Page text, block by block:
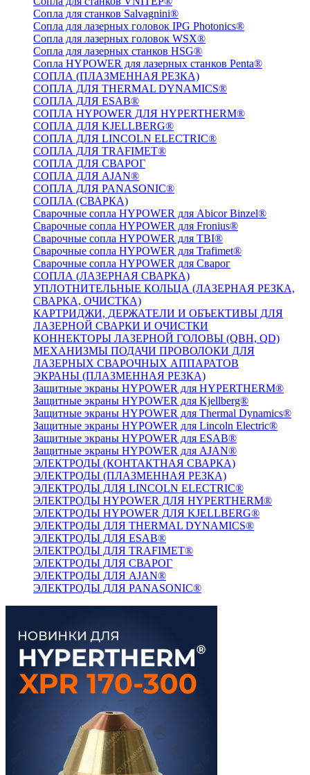
Сопла для станков Salvagnini®
Сопла для лазерных головок IPG Photonics®
Сопла для лазерных головок WSX®
Сопла для лазерных станков HSG®
Сопла HYPOWER для лазерных станков Penta®
СОПЛА (ПЛАЗМЕННАЯ РЕЗКА)
СОПЛА ДЛЯ THERMAL DYNAMICS®
СОПЛА ДЛЯ ESAB®
СОПЛА HYPOWER ДЛЯ HYPERTHERM®
СОПЛА ДЛЯ KJELLBERG®
СОПЛА ДЛЯ LINCOLN ELECTRIC®
СОПЛА ДЛЯ TRAFIMET®
СОПЛА ДЛЯ СВАРОГ
СОПЛА ДЛЯ AJAN®
СОПЛА ДЛЯ PANASONIC®
СОПЛА (СВАРКА)
Сварочные сопла HYPOWER для Abicor Binzel®
Сварочные сопла HYPOWER для Fronius®
Сварочные сопла HYPOWER для TBI®
Сварочные сопла HYPOWER для Trafimet®
Сварочные сопла HYPOWER для Сварог
СОПЛА (ЛАЗЕРНАЯ СВАРКА)
УПЛОТНИТЕЛЬНЫЕ КОЛЬЦА (ЛАЗЕРНАЯ РЕЗКА,
СВАРКА, ОЧИСТКА)
КАРТРИДЖИ, ДЕРЖАТЕЛИ И ОБЪЕКТИВЫ ДЛЯ
ЛАЗЕРНОЙ СВАРКИ И ОЧИСТКИ
КОННЕКТОРЫ ЛАЗЕРНОЙ ГОЛОВЫ (QBH, QD)
МЕХАНИЗМЫ ПОДАЧИ ПРОВОЛОКИ ДЛЯ
ЛАЗЕРНЫХ СВАРОЧНЫХ АППАРАТОВ
ЭКРАНЫ (ПЛАЗМЕННАЯ РЕЗКА)
Защитные экраны HYPOWER для HYPERTHERM®
Защитные экраны HYPOWER для Kjellberg®
Защитные экраны HYPOWER для Thermal Dynamics®
Защитные экраны HYPOWER для Lincoln Electric®
Защитные экраны HYPOWER для ESAB®
Защитные экраны HYPOWER для AJAN®
ЭЛЕКТРОДЫ (КОНТАКТНАЯ СВАРКА)
ЭЛЕКТРОДЫ (ПЛАЗМЕННАЯ РЕЗКА)
ЭЛЕКТРОДЫ ДЛЯ LINCOLN ELECTRIC®
ЭЛЕКТРОДЫ HYPOWER ДЛЯ HYPERTHERM®
ЭЛЕКТРОДЫ HYPOWER ДЛЯ KJELLBERG®
ЭЛЕКТРОДЫ ДЛЯ THERMAL DYNAMICS®
ЭЛЕКТРОДЫ ДЛЯ ESAB®
ЭЛЕКТРОДЫ ДЛЯ TRAFIMET®
ЭЛЕКТРОДЫ ДЛЯ СВАРОГ
ЭЛЕКТРОДЫ ДЛЯ AJAN®
ЭЛЕКТРОДЫ ДЛЯ PANASONIC®